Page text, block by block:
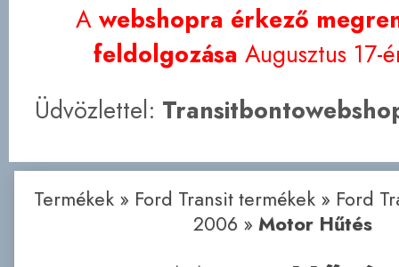
A webshopra érkező
feldolgozása Augusztus 17-
Üdvözlettel:
Termékek» Ford Transit termékek» Ford
2006 » Motor Hűtés